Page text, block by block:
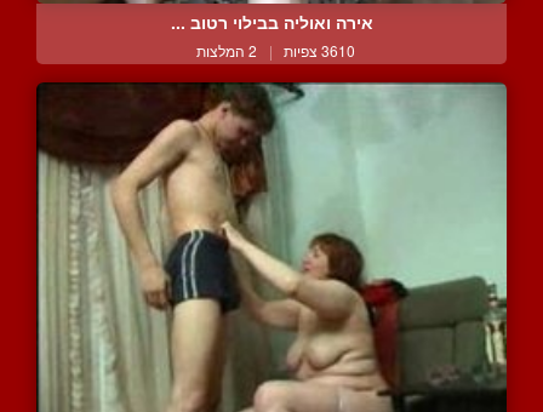
אירה ואוליה בבילוי רטוב ...
3610 צפיות | 2 המלצות